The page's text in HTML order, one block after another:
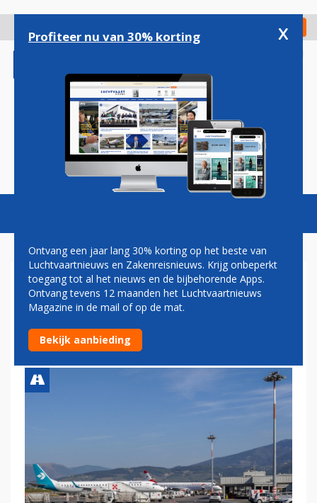
gaan
Check in
Magazine Podcasts Vacatures
WIJNGAARD BOVENOP
VERNIEUWDE TERMINAL VAN
FLORENCE AIRPORT
Profiteer nu van 30% korting x
Ontvang een jaar lang 30% korting op het beste van
Luchtvaartnieuws en Zakenreisnieuws. Krijg onbeperkt
toegang tot al het nieuws en de bijbehorende Apps.
Ontvang tevens 12 maanden het Luchtvaartnieuws
Magazine in de mail of op de mat.
Bekijk aanbieding